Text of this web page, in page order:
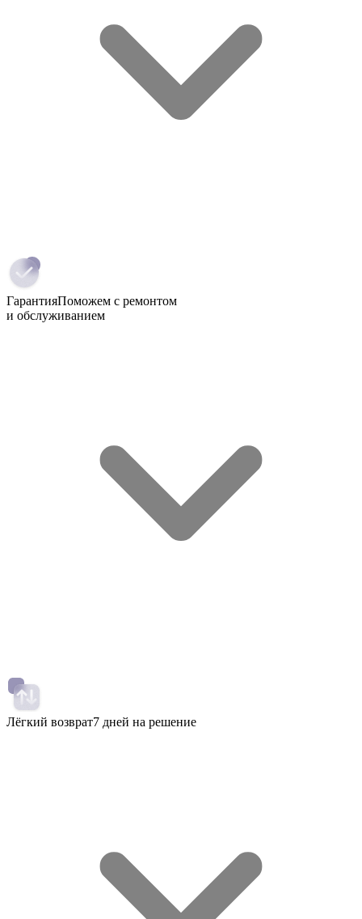
ГарантияПоможем с ремонтом
и обслуживанием
Лёгкий возврат7 дней на решение